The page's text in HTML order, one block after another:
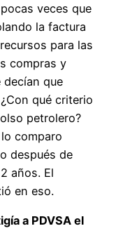
veces que
la factura
para las
compras y
que
qué criterio
petrolero?
comparo
después de
años. El
en eso.
a PDVSA el